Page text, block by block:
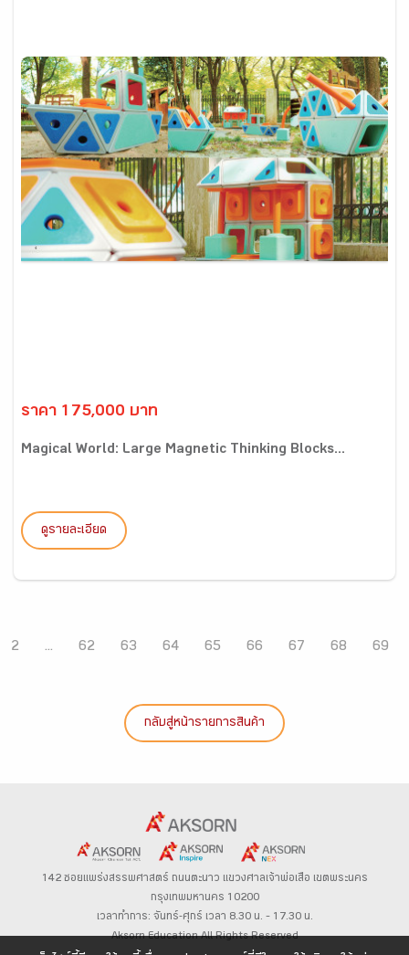
ราคา 175,000 บาท
Magical World: Large Magnetic Thinking Blocks...
ดูรายละเอียด
2 ... 62 63 64 65 66 67 68 69
กลับสู่หน้ารายการสินค้า
142 ซอยแพร่งสรรพศาสตร์ ถนนตะนาว แขวงศาลเจ้าพ่อเสือ เขตพระนคร
กรุงเทพมหานคร 10200
เวลาทำการ: จันทร์-ศุกร์ เวลา 8.30 น. – 17.30 น.
Aksorn Education All Rights Reserved